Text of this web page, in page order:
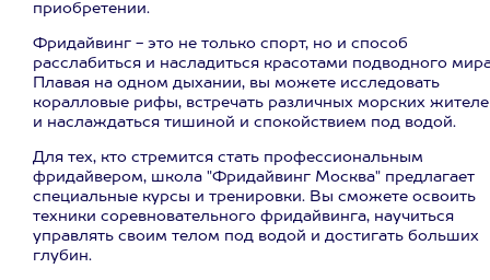
приобретении.
Фридайвинг - это не только спорт, но и способ
расслабиться и насладиться красотами подводного
Плавая на одном дыхании, вы можете исследовать
коралловые рифы, встречать различных морских
и наслаждаться тишиной и спокойствием под водой.
Для тех, кто стремится стать профессиональным
фридайвером, школа "Фридайвинг Москва" предлагает
специальные курсы и тренировки. Вы сможете освоить
техники соревновательного фридайвинга, научиться
управлять своим телом под водой и достигать больших
глубин.